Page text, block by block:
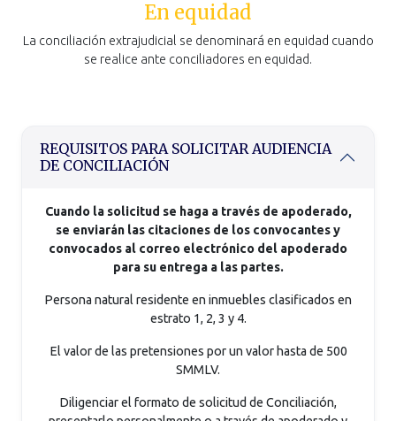
En equidad
La conciliación extrajudicial se denominará en equidad cuando
se realice ante conciliadores en equidad.
REQUISITOS PARA SOLICITAR AUDIENCIA
DE CONCILIACIÓN
Cuando la solicitud se haga a través de apoderado,
se enviarán las citaciones de los convocantes y
convocados al correo electrónico del apoderado
para su entrega a las partes.
Persona natural residente en inmuebles clasificados en
estrato 1, 2, 3 y 4.
El valor de las pretensiones por un valor hasta de 500
SMMLV.
Diligenciar el formato de solicitud de Conciliación,